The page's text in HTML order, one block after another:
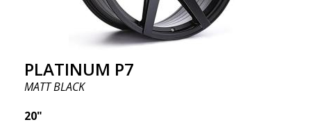
PLATINUM P7
MATT BLACK
20"